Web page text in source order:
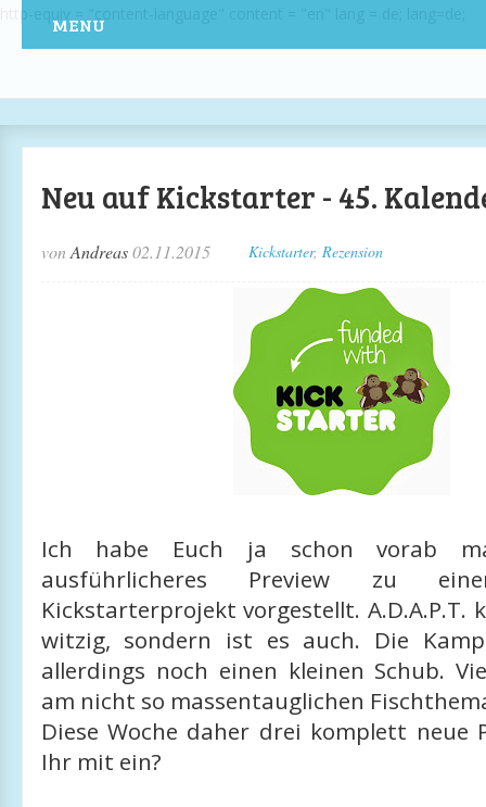
MENU
Neu auf Kickstarter - 45.
vonAndreas 02.11.2015 Kickstarter, Rezension
Ich habe Euch ja schon vorab
ausführlicheres Preview zu
Kickstarterprojekt vorgestellt.
witzig, sondern ist es auch. Die
allerdings noch einen kleinen Schub.
am nicht so massentauglichen
Diese Woche daher drei komplett neue
Ihr mit ein?